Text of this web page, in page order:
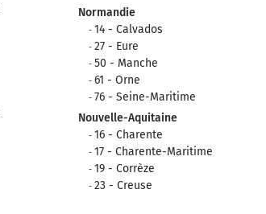
Normandie
14 - Calvados
27 - Eure
50 - Manche
61 - Orne
76 - Seine-Maritime
Nouvelle-Aquitaine
16 - Charente
17 - Charente-Maritime
19 - Corrèze
23 - Creuse